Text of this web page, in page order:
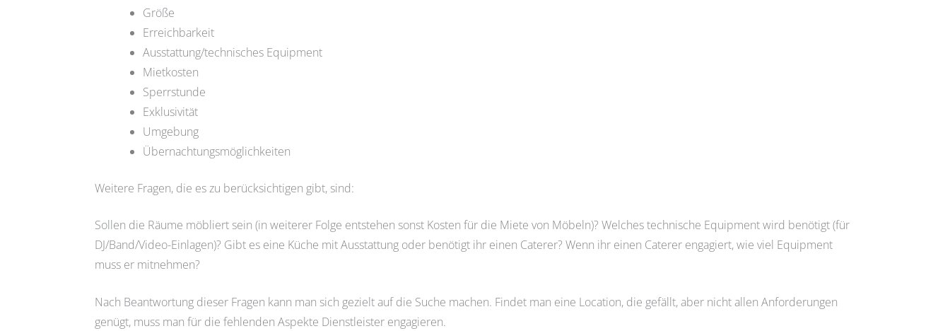
Größe
Erreichbarkeit
Ausstattung/technisches Equipment
Mietkosten
Sperrstunde
Exklusivität
Umgebung
Übernachtungsmöglichkeiten
Weitere Fragen, die es zu berücksichtigen gibt, sind:
Sollen die Räume möbliert sein (in weiterer Folge entstehen sonst Kosten für die Miete von Möbeln)? Welches technische Equipment wird benötigt (für
DJ/Band/Video-Einlagen)? Gibt es eine Küche mit Ausstattung oder benötigt ihr einen Caterer? Wenn ihr einen Caterer engagiert, wie viel Equipment
muss er mitnehmen?
Nach Beantwortung dieser Fragen kann man sich gezielt auf die Suche machen. Findet man eine Location, die gefällt, aber nicht allen Anforderungen
genügt, muss man für die fehlenden Aspekte Dienstleister engagieren.